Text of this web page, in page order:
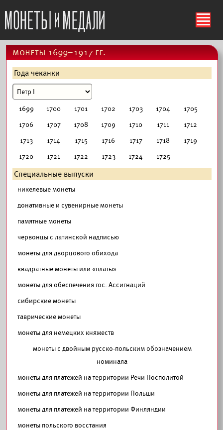
ś
монеты 1699–1917 гг.
Года чеканки
1699 1700 1701 1702 1703 1704
1705
1706
1707 1708 1709 1710 1711
1712
1713
1714 1715 1716 1717 1718
1719
1720
1721 1722 1723 1724 1725
Специальные выпуски
никелевые монеты
донативные и сувенирные монеты
памятные монеты
червонцы с латинской надписью
монеты для дворцового обихода
квадратные монеты или «платы»
монеты для обеспечения гос. Ассигнаций
сибирские монеты
таврические монеты
монеты для немецких княжеств
монеты с двойным русско-польским обозначением
номинала
монеты для платежей на территории Речи Посполитой
монеты для платежей на территории Польши
монеты для платежей на территории Финляндии
монеты польского восстания